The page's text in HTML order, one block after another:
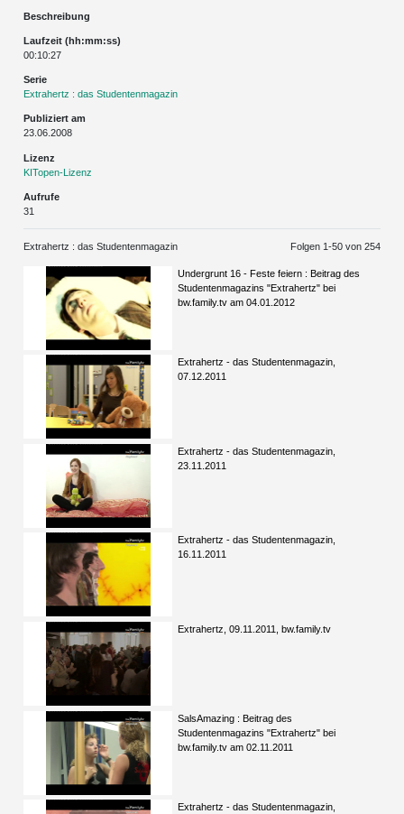
Beschreibung
Laufzeit (hh:mm:ss)
00:10:27
Serie
Extrahertz : das Studentenmagazin
Publiziert am
23.06.2008
Lizenz
KITopen-Lizenz
Aufrufe
31
Extrahertz : das Studentenmagazin Folgen 1-50von 254
Undergrunt 16 - Feste feiern : Beitrag des
Studentenmagazins "Extrahertz" bei
bw.family.tv am 04.01.2012
Extrahertz - das Studentenmagazin,
07.12.2011
Extrahertz - das Studentenmagazin,
23.11.2011
Extrahertz - das Studentenmagazin,
16.11.2011
Extrahertz, 09.11.2011, bw.family.tv
SalsAmazing : Beitrag des
Studentenmagazins "Extrahertz" bei
bw.family.tv am 02.11.2011
Extrahertz - das Studentenmagazin,